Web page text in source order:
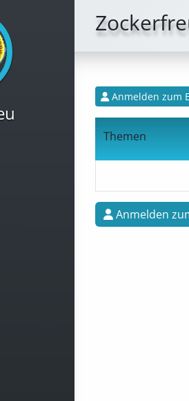
Anmelden zum
Themen
Anmelden